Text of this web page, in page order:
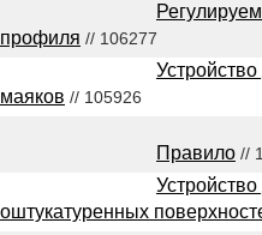
профиля // 106277
маяков // 105926
Правило //
оштукатуренных